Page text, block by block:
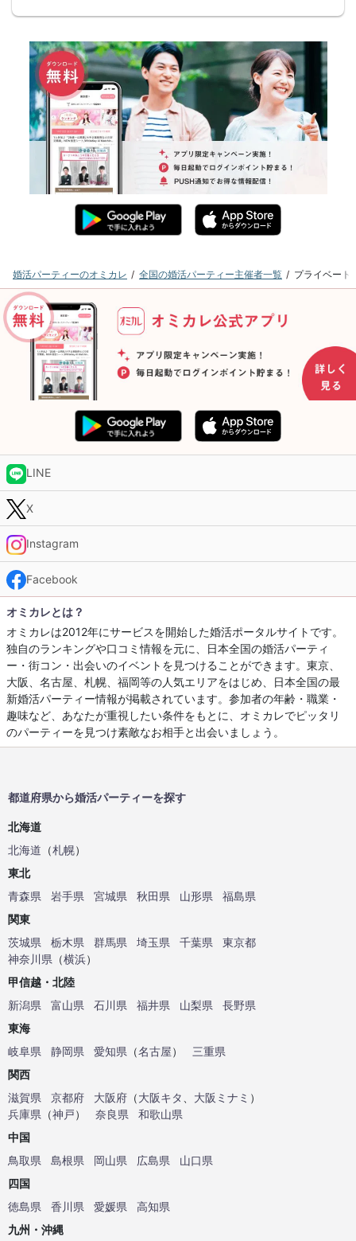
婚活パーティーのオミカレ 全国の婚活パーティー主催者一覧 プライベート
LINE
X
Instagram
Facebook
オミカレとは？
オミカレは2012年にサービスを開始した婚活ポータルサイトです。
独自のランキングや口コミ情報を元に、日本全国の婚活パーティ
ー・街コン・出会いのイベントを見つけることができます。東京、
大阪、名古屋、札幌、福岡等の人気エリアをはじめ、日本全国の最
新婚活パーティー情報が掲載されています。参加者の年齢・職業・
趣味など、あなたが重視したい条件をもとに、オミカレでピッタリ
のパーティーを見つけ素敵なお相手と出会いましょう。
都道府県から婚活パーティーを探す
北海道
北海道 （札幌）
東北
青森県
岩手県 宮城県 秋田県 山形県
福島県
関東
茨城県
栃木県 群馬県 埼玉県 千葉県
東京都
神奈川県 （横浜）
甲信越・北陸
新潟県
富山県 石川県 福井県 山梨県
長野県
東海
岐阜県
静岡県 愛知県 （名古屋）
三重県
関西
滋賀県
京都府 大阪府 （大阪キタ 大阪ミナミ ）
兵庫県 （神戸） 奈良県
和歌山県
中国
鳥取県
島根県 岡山県 広島県
山口県
四国
徳島県
香川県 愛媛県
高知県
九州・沖縄